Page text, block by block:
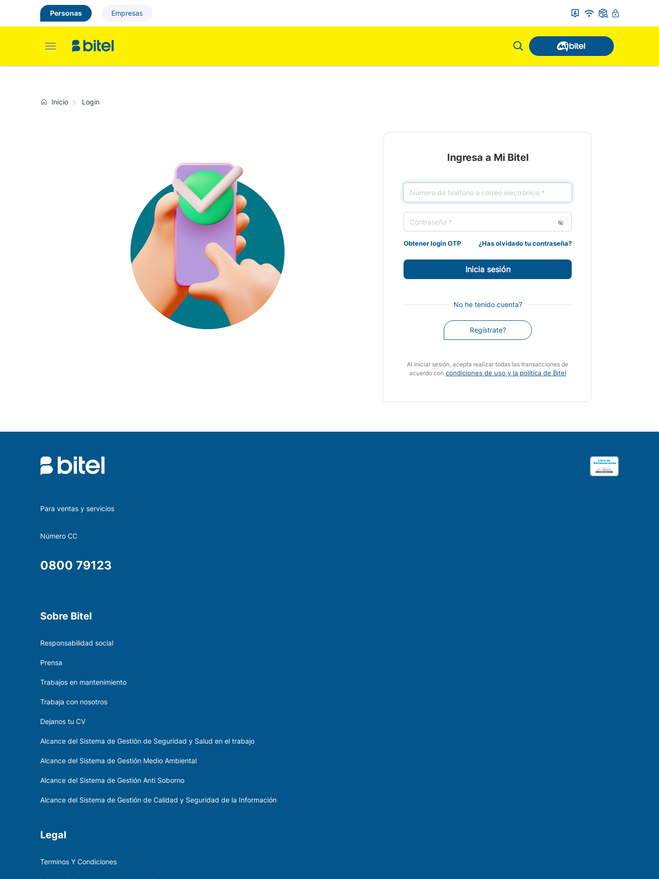
Personas Empresas
Toggle
Inicio Login
Ingresa a Mi Bitel
Obtener login OTP ¿Has olvidado tu contraseña?
No he tenido cuenta?
Regístrate?
Al iniciar sesión, acepta realizar todas las transacciones de
acuerdo con condiciones de uso y la política de Bitel
Para ventas y servicios
Número CC
0800 79123
Sobre Bitel
Responsabilidad social
Prensa
Trabajos en mantenimiento
Trabaja con nosotros
Dejanos tu CV
Alcance del Sistema de Gestión de Seguridad y Salud en el trabajo
Alcance del Sistema de Gestión Medio Ambiental
Alcance del Sistema de Gestión Anti Soborno
Alcance del Sistema de Gestión de Calidad y Seguridad de la Información
Legal
Terminos Y Condiciones